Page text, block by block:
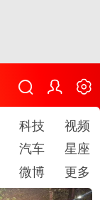
科技
视频
汽车
星座
微博 更多